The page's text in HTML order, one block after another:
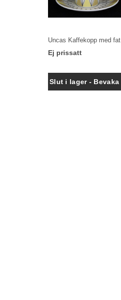
Uncas Kaffekopp med fat
Ej prissatt